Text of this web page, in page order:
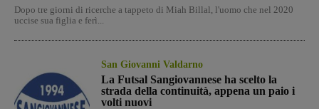
Dopo tre giorni di ricerche a tappeto di Miah Billal, l'uomo che nel 2020
uccise sua figlia e ferì...
San Giovanni Valdarno
La Futsal Sangiovannese ha scelto la
strada della continuità, appena un paio i
volti nuovi